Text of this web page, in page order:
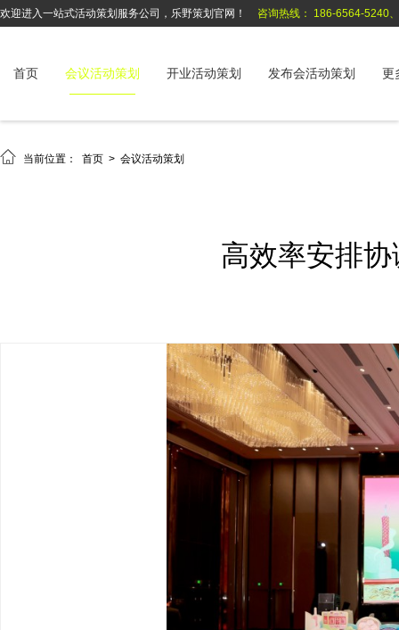
欢迎进入一站式活动策划服务公司，乐野策划官网！ 咨询热线： 186-6564-5240
首页 会议活动策划 开业活动策划 发布会活动策划 更
 当前位置： 首页 > 会议活动策划
高效率安排